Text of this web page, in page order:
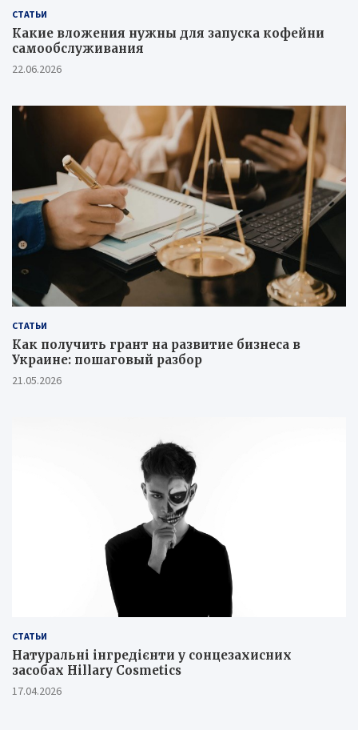
СТАТЬИ
Какие вложения нужны для запуска кофейни
самообслуживания
22.06.2026
СТАТЬИ
Как получить грант на развитие бизнеса в
Украине: пошаговый разбор
21.05.2026
СТАТЬИ
Натуральні інгредієнти у сонцезахисних
засобах Hillary Cosmetics
17.04.2026